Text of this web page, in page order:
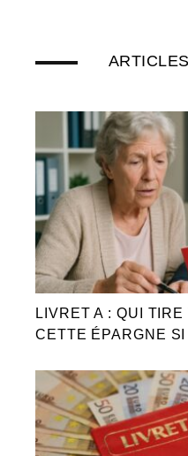
LIVRET A : QUI
CETTE ÉPARGNE